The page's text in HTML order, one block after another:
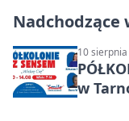
Nadchodzące
10
w